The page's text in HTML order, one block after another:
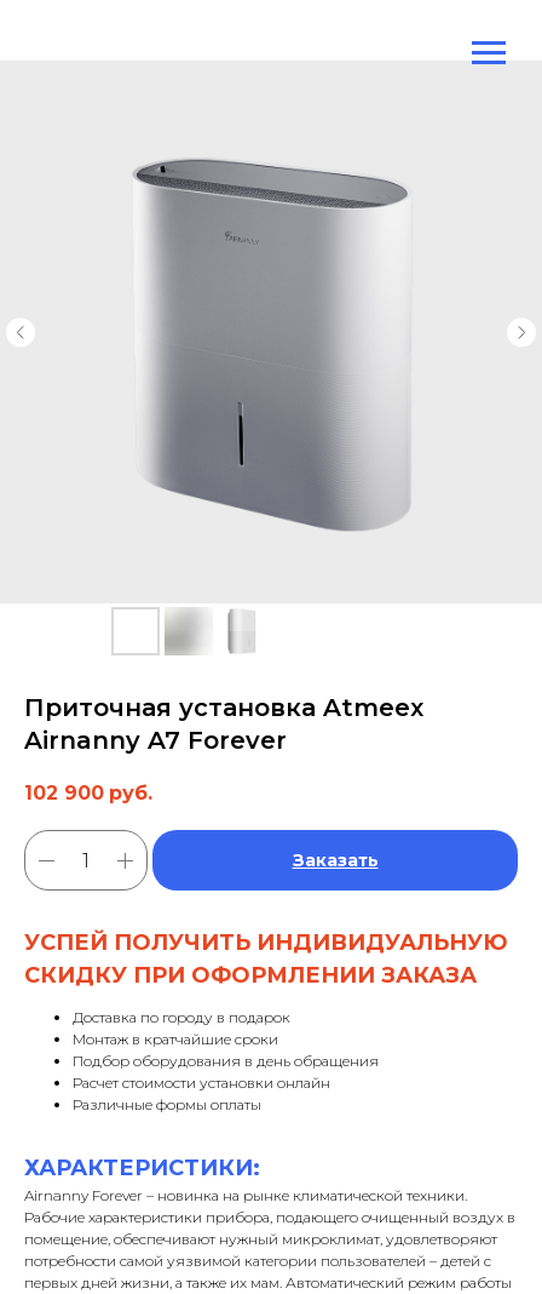
Приточная установка Atmeex
Airnanny A7 Forever
102 900 руб.
Заказать
УСПЕЙ ПОЛУЧИТЬ ИНДИВИДУАЛЬНУЮ
СКИДКУ ПРИ ОФОРМЛЕНИИ ЗАКАЗА
Доставка по городу в подарок
Монтаж в кратчайшие сроки
Подбор оборудования в день обращения
Расчет стоимости установки онлайн
Различные формы оплаты
ХАРАКТЕРИСТИКИ:
Airnanny Forever – новинка на рынке климатической техники.
Рабочие характеристики прибора, подающего очищенный воздух в
помещение, обеспечивают нужный микроклимат, удовлетворяют
потребности самой уязвимой категории пользователей – детей с
первых дней жизни, а также их мам. Автоматический режим работы